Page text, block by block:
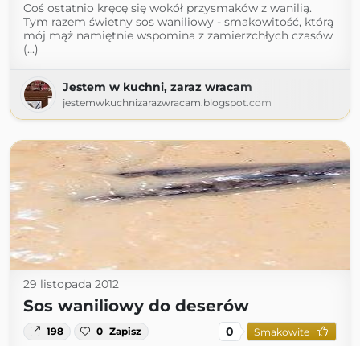
Coś ostatnio kręcę się wokół przysmaków z wanilią.
Tym razem świetny sos waniliowy - smakowitość, którą
mój mąż namiętnie wspomina z zamierzchłych czasów
(...)
Jestem w kuchni, zaraz wracam
jestemwkuchnizarazwracam.blogspot.com
29 listopada 2012
Sos waniliowy do deserów
198 0 Zapisz 0 Smakowite